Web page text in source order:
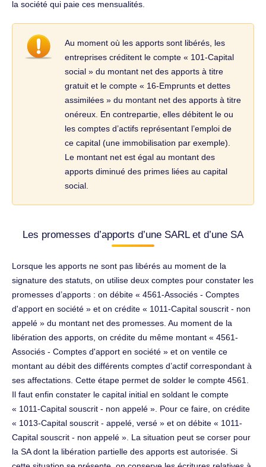
la société qui paie ces mensualités.
Au moment où les apports sont libérés, les
entreprises créditent le compte « 101-Capital
social » du montant net des apports à titre
gratuit et le compte « 16-Emprunts et dettes
assimilées » du montant net des apports à titre
onéreux. En contrepartie, elles débitent le ou
les comptes d’actifs représentant l’emploi de
ce capital (une immobilisation par exemple).
Le montant net est égal au montant des
apports diminué des primes liées au capital
social.
Les promesses d’apports d’une SARL et d’une SA
Lorsque les apports ne sont pas libérés au moment de la
signature des statuts, on utilise deux comptes pour constater les
promesses d’apports : on débite « 4561-Associés - Comptes
d'apport en société » et on crédite « 1011-Capital souscrit - non
appelé » du montant net des promesses. Au moment de la
libération des apports, on crédite du même montant « 4561-
Associés - Comptes d'apport en société » et on ventile ce
montant au débit des différents comptes d’actif correspondant à
ses affectations. Cette étape permet de solder le compte 4561.
Il faut enfin constater le capital initial en soldant le compte
« 1011-Capital souscrit - non appelé ». Pour ce faire, on crédite
« 1013-Capital souscrit - appelé, versé » et on débite « 1011-
Capital souscrit - non appelé ». La situation peut se corser pour
la SA dont la libération partielle des apports est autorisée. Si